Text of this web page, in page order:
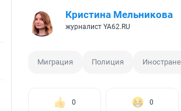
Кристина Мельникова
журналист YA62.RU
Миграция Полиция
0 0